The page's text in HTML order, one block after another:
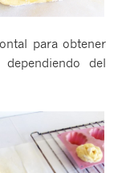
para obtener
del